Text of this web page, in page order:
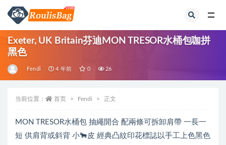
Exeter, UK Britain芬迪MON TRESOR水桶包咖拼
黑色
Fendi 4 年前 0 26
当前位置： 首页 Fendi 正文
MON TRESOR水桶包 抽繩開合 配兩條可拆卸肩帶 一長一
短 供肩背或斜背 小🐂皮 經典凸紋印花標誌以手工上色黑色